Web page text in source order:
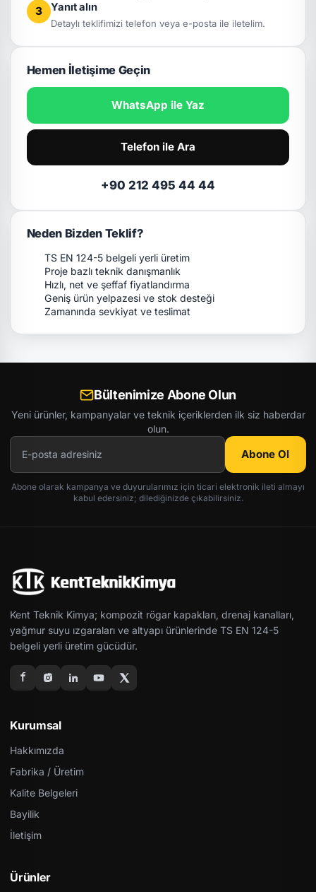
3 Yanıt alın
Detaylı teklifimizi telefon veya e-posta ile iletelim.
Hemen İletişime Geçin
WhatsApp ile Yaz
Telefon ile Ara
+90 212 495 44 44
Neden Bizden Teklif?
TS EN 124-5 belgeli yerli üretim
Proje bazlı teknik danışmanlık
Hızlı, net ve şeffaf fiyatlandırma
Geniş ürün yelpazesi ve stok desteği
Zamanında sevkiyat ve teslimat
Bültenimize Abone Olun
Yeni ürünler, kampanyalar ve teknik içeriklerden ilk siz haberdar
olun.
Abone Ol
Abone olarak kampanya ve duyurularımız için ticari elektronik ileti almayı
kabul edersiniz; dilediğinizde çıkabilirsiniz.
Kent Teknik Kimya; kompozit rögar kapakları, drenaj kanalları,
yağmur suyu ızgaraları ve altyapı ürünlerinde TS EN 124-5
belgeli yerli üretim gücüdür.
Kurumsal
Hakkımızda
Fabrika / Üretim
Kalite Belgeleri
Bayilik
İletişim
Ürünler